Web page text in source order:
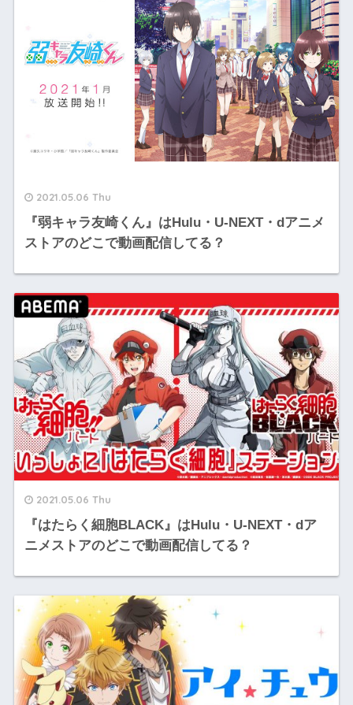
2021.05.06 Thu
『弱キャラ友崎くん』はHulu・U-NEXT・dアニメ
ストアのどこで動画配信してる？
2021.05.06 Thu
『はたらく細胞BLACK』はHulu・U-NEXT・dア
ニメストアのどこで動画配信してる？